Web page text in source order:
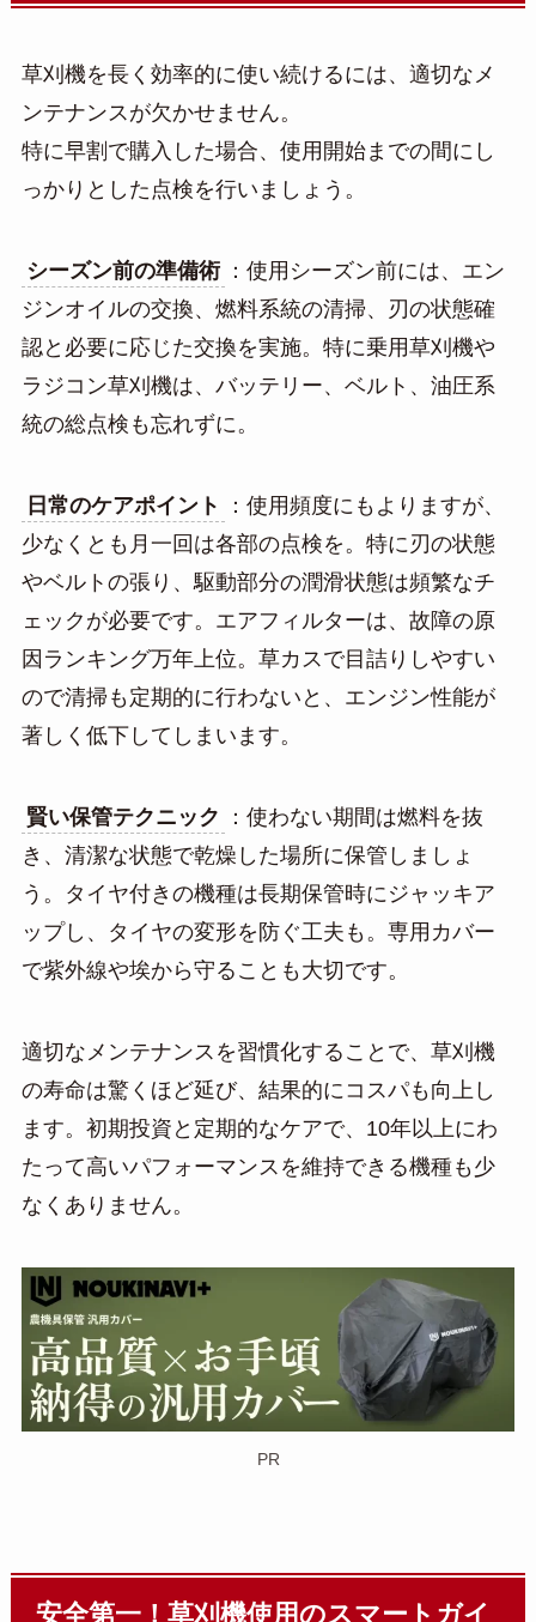
草刈機を長く効率的に使い続けるには、適切なメ
ンテナンスが欠かせません。
特に早割で購入した場合、使用開始までの間にし
っかりとした点検を行いましょう。
シーズン前の準備術
：使用シーズン前には、エン
ジンオイルの交換、燃料系統の清掃、刃の状態確
認と必要に応じた交換を実施。特に乗用草刈機や
ラジコン草刈機は、バッテリー、ベルト、油圧系
統の総点検も忘れずに。
日常のケアポイント
：使用頻度にもよりますが、
少なくとも月一回は各部の点検を。特に刃の状態
やベルトの張り、駆動部分の潤滑状態は頻繁なチ
ェックが必要です。エアフィルターは、故障の原
因ランキング万年上位。草カスで目詰りしやすい
ので清掃も定期的に行わないと、エンジン性能が
著しく低下してしまいます。
賢い保管テクニック
：使わない期間は燃料を抜
き、清潔な状態で乾燥した場所に保管しましょ
う。タイヤ付きの機種は長期保管時にジャッキア
ップし、タイヤの変形を防ぐ工夫も。専用カバー
で紫外線や埃から守ることも大切です。
適切なメンテナンスを習慣化することで、草刈機
の寿命は驚くほど延び、結果的にコスパも向上し
ます。初期投資と定期的なケアで、10年以上にわ
たって高いパフォーマンスを維持できる機種も少
なくありません。
PR
安全第一！草刈機使用のスマートガイ